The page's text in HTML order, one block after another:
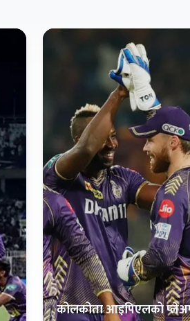
कोलकोता आइपिएलको